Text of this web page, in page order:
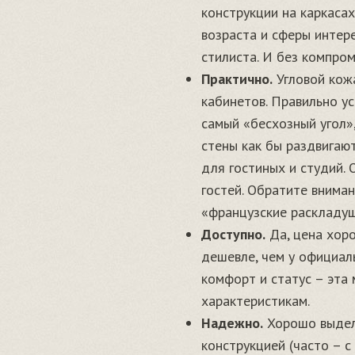
конструкции на
возраста и сферы
стилиста. И без
Практично. Угловой
кабинетов. Правильно
самый «бесхозный
стены как бы
для гостиных и студий.
гостей. Обратите
«французские
Доступно. Да, цена
дешевле, чем у
комфорт и статус –
характеристикам.
Надежно. Хорошо
конструкцией (часто –